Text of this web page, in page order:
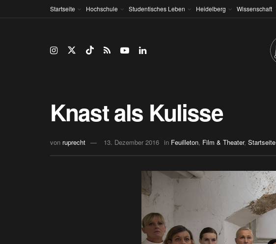
Startseite Hochschule Studentisches Leben Heidelberg Wissenschaft
Knast als Kulisse
von ruprecht 13. Dezember 2016 in Feuilleton, Film & Theater, Startseite